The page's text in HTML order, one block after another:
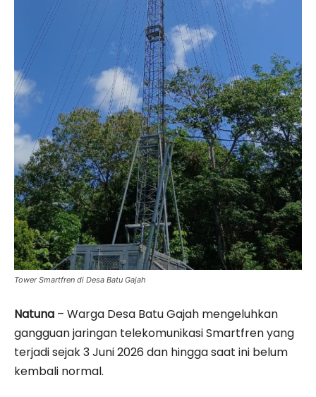
Tower Smartfren di Desa Batu Gajah
Natuna – Warga Desa Batu Gajah mengeluhkan
gangguan jaringan telekomunikasi Smartfren yang
terjadi sejak 3 Juni 2026 dan hingga saat ini belum
kembali normal.